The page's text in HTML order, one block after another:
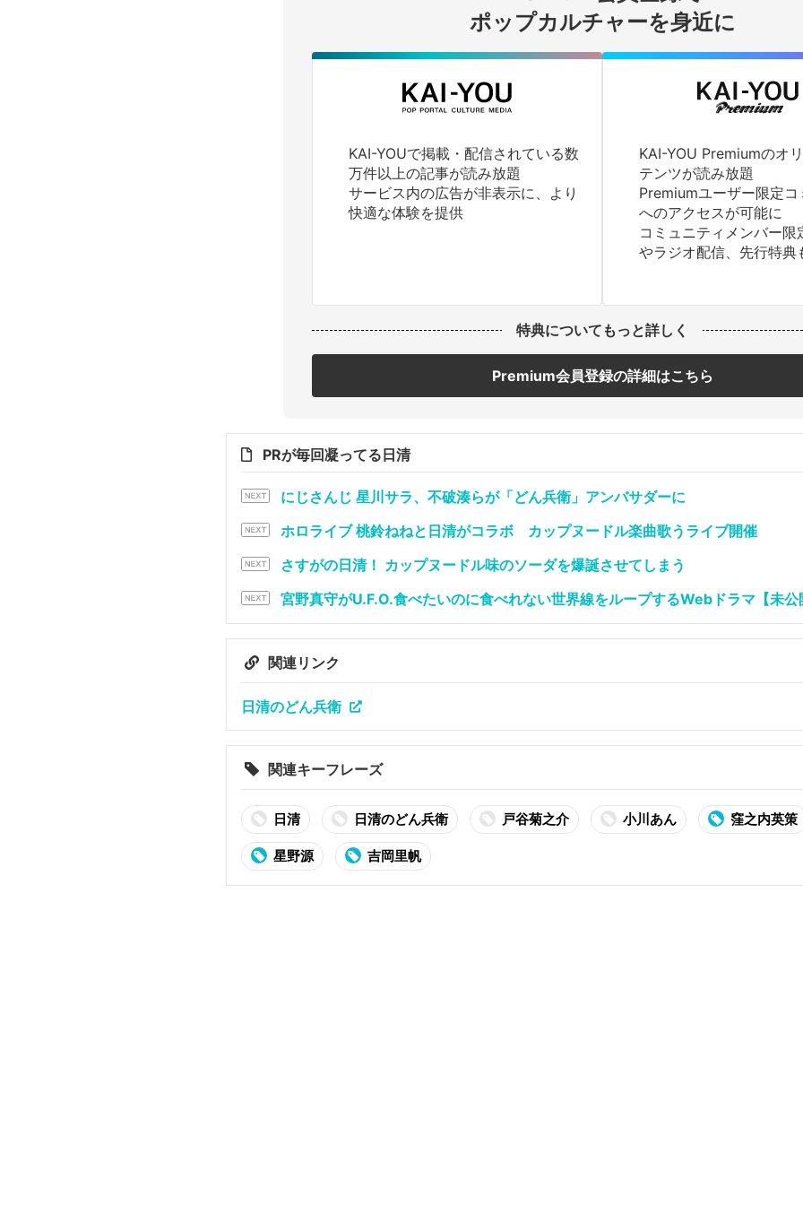
ポップカルチャーを身近に
KAI-YOUで掲載・配信されている数
万件以上の記事が読み放題
サービス内の広告が非表示に、より
快適な体験を提供
KAI-YOU Premiumのオ
テンツが読み放題
Premiumユーザー限定コ
へのアクセスが可能に
コミュニティメンバー限
やラジオ配信、先行特典
特典についてもっと詳しく
Premium会員登録の詳細はこちら
PRが毎回凝ってる日清
にじさんじ 星川サラ、不破湊らが「どん兵衛」アンバサダーに
ホロライブ 桃鈴ねねと日清がコラボ カップヌードル楽曲歌うライブ開催
さすがの日清！ カップヌードル味のソーダを爆誕させてしまう
宮野真守がU.F.O.食べたいのに食べれない世界線をループするWebドラマ【未公
関連リンク
日清のどん兵衛
関連キーフレーズ
日清 日清のどん兵衛 戸谷菊之介 小川あん 窪之内英策
星野源 吉岡里帆